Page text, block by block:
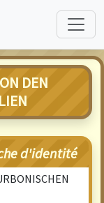
DEN
d'identité